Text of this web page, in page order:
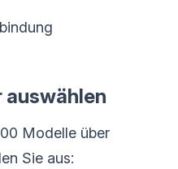
auswählen
Modelle über
Sie aus: